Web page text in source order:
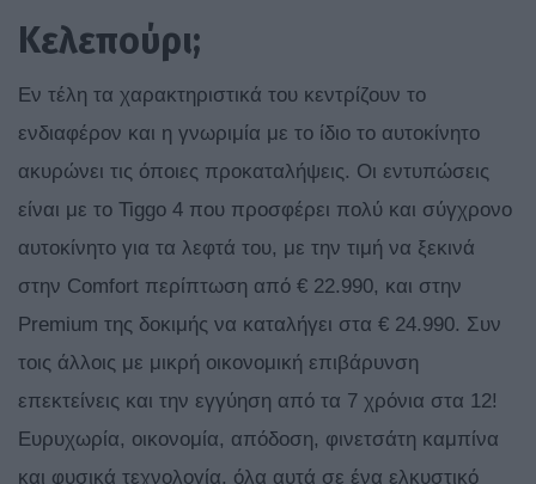
Κελεπούρι;
Εν τέλη τα χαρακτηριστικά του κεντρίζουν το
ενδιαφέρον και η γνωριμία με το ίδιο το αυτοκίνητο
ακυρώνει τις όποιες προκαταλήψεις. Οι εντυπώσεις
είναι με το Tiggo 4 που προσφέρει πολύ και σύγχρονο
αυτοκίνητο για τα λεφτά του, με την τιμή να ξεκινά
στην Comfort περίπτωση από € 22.990, και στην
Premium της δοκιμής να καταλήγει στα € 24.990. Συν
τοις άλλοις με μικρή οικονομική επιβάρυνση
επεκτείνεις και την εγγύηση από τα 7 χρόνια στα 12!
Ευρυχωρία, οικονομία, απόδοση, φινετσάτη καμπίνα
και φυσικά τεχνολογία, όλα αυτά σε ένα ελκυστικό